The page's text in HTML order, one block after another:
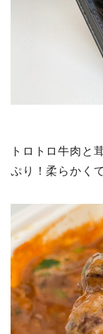
トロトロ牛肉と
ぷり！柔らかく